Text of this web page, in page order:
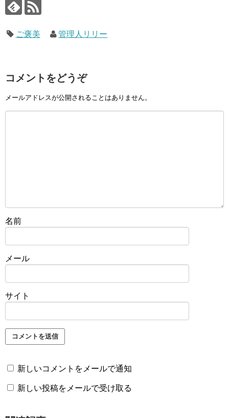
ご褒美 管理人リリー
コメントをどうぞ
メールアドレスが公開されることはありません。
名前
メール
サイト
新しいコメントをメールで通知
新しい投稿をメールで受け取る